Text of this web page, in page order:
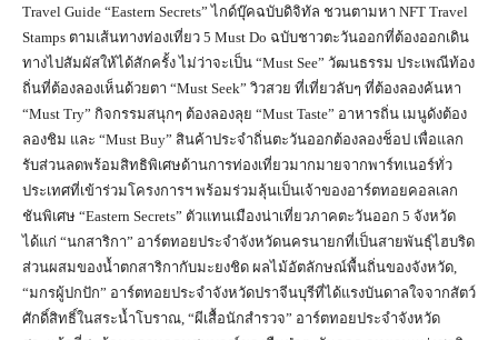
Travel Guide “Eastern Secrets” ไกด์บุ๊คฉบับดิจิทัล ชวนตามหา NFT Travel
Stamps ตามเส้นทางท่องเที่ยว 5 Must Do ฉบับชาวตะวันออกที่ต้องออกเดิน
ทางไปสัมผัสให้ได้สักครั้ง ไม่ว่าจะเป็น “Must See” วัฒนธรรม ประเพณีท้อง
ถิ่นที่ต้องลองเห็นด้วยตา “Must Seek” วิวสวย ที่เที่ยวลับๆ ที่ต้องลองค้นหา
“Must Try” กิจกรรมสนุกๆ ต้องลองลุย “Must Taste” อาหารถิ่น เมนูดังต้อง
ลองชิม และ “Must Buy” สินค้าประจำถิ่นตะวันออกต้องลองช็อป เพื่อแลก
รับส่วนลดพร้อมสิทธิพิเศษด้านการท่องเที่ยวมากมายจากพาร์ทเนอร์ทั่ว
ประเทศที่เข้าร่วมโครงการฯ พร้อมร่วมลุ้นเป็นเจ้าของอาร์ตทอยคอลเลก
ชันพิเศษ “Eastern Secrets” ตัวแทนเมืองน่าเที่ยวภาคตะวันออก 5 จังหวัด
ได้แก่ “นกสาริกา” อาร์ตทอยประจำจังหวัดนครนายกที่เป็นสายพันธุ์ไฮบริด
ส่วนผสมของน้ำตกสาริกากับมะยงชิด ผลไม้อัตลักษณ์พื้นถิ่นของจังหวัด,
“มกรผู้ปกปัก” อาร์ตทอยประจำจังหวัดปราจีนบุรีที่ได้แรงบันดาลใจจากสัตว์
ศักดิ์สิทธิ์ในสระน้ำโบราณ, “ผีเสื้อนักสำรวจ” อาร์ตทอยประจำจังหวัด